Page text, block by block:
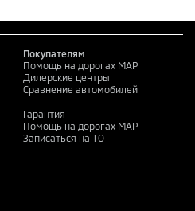
Покупателям
Помощь на дорогах MAP
Дилерские центры
Сравнение автомобилей
Гарантия
Помощь на дорогах MAP
Записаться на ТО